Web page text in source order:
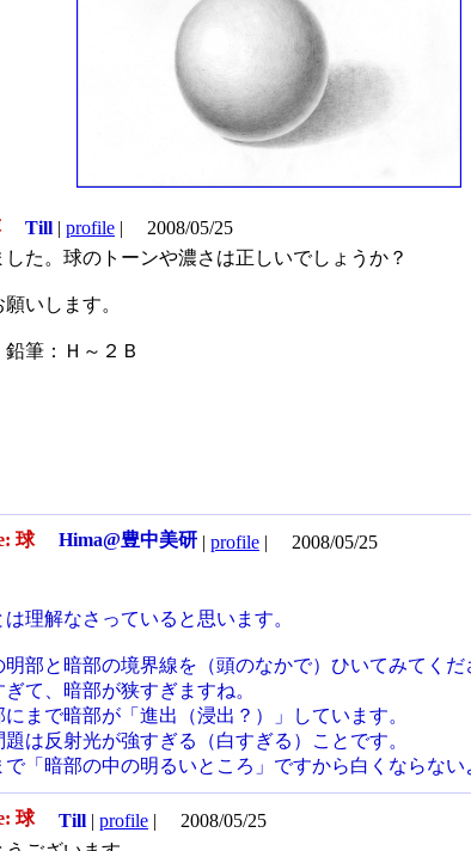
Till | profile |
2008/05/25
た。球のトーンや濃さは正しいでしょうか？
いします。
筆：Ｈ～２Ｂ
球 Hima@豊中美研 | profile |
2008/05/25
理解なさっていると思います。
部と暗部の境界線を（頭のなかで）ひいてみてくだ
て、暗部が狭すぎますね。
まで暗部が「進出（浸出？）」しています。
は反射光が強すぎる（白すぎる）ことです。
で「暗部の中の明るいところ」ですから白くならない
球 Till | profile |
2008/05/25